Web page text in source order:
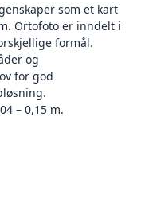
som et kart
Ortofoto er inndelt i
formål.
og
for god
– 0,15 m.